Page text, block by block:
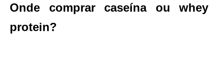
Onde comprar caseína ou whey
protein?